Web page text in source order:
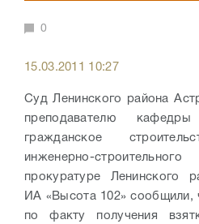
0
15.03.2011 10:27
Суд Ленинского района
преподавателю
гражданское
инженерно-
прокуратуре Ленинского
ИА «Высота 102»
по факту получения